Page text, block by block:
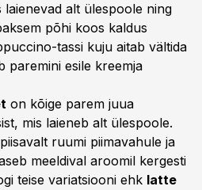
laienevad alt ülespoole ning
põhi koos kaldus
tassi kuju aitab vältida
paremini esile kreemja
on kõige parem juua
mis laieneb alt ülespoole.
ruumi piimavahule ja
meeldival aroomil kergesti
teise variatsiooni ehk latte